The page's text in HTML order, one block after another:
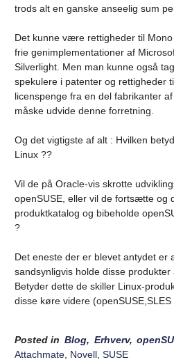
trods alt en ganske anseelig sum
Det kunne være rettigheder til
frie genimplementationer af
Silverlight. Men man kunne også
spekulere i patenter og rettigheder
licenspenge fra en del fabrikanter
måske udvide denne forretning.
Og det vigtigste af alt : Hvilken
Linux ??
Vil de på Oracle-vis skrotte
openSUSE, eller vil de fortsætte og
produktkatalog og bibeholde
?
Det eneste der er blevet antydet er
sandsynligvis holde disse produkter
Betyder dette de skiller Linux-
disse køre videre
Posted in Blog, Erhverv,
Attachmate Novell SUSE